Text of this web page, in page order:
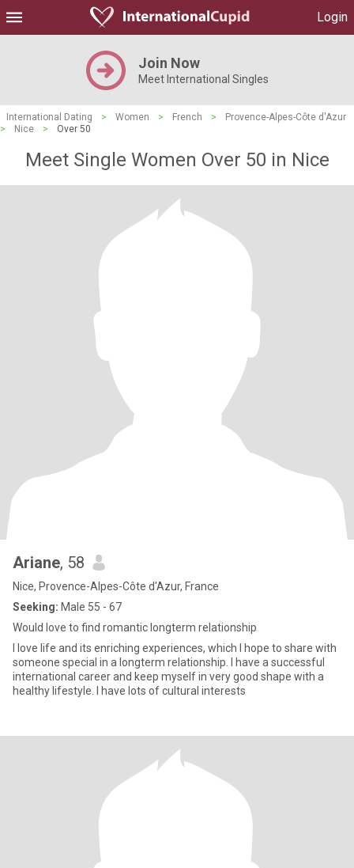
Login
Join Now
Meet International Singles
International Dating > Women > French >
Provence-Alpes-Côte d'Azur
>
Nice > Over 50
Meet Single Women Over 50 in Nice
Ariane, 58
Nice, Provence-Alpes-Côte d'Azur, France
Seeking: Male 55 - 67
Would love to find romantic longterm relationship
I love life and its enriching experiences, which I hope to share with
someone special in a longterm relationship. I have a successful
international career and keep myself in very good shape with a
healthy lifestyle. I have lots of cultural interests